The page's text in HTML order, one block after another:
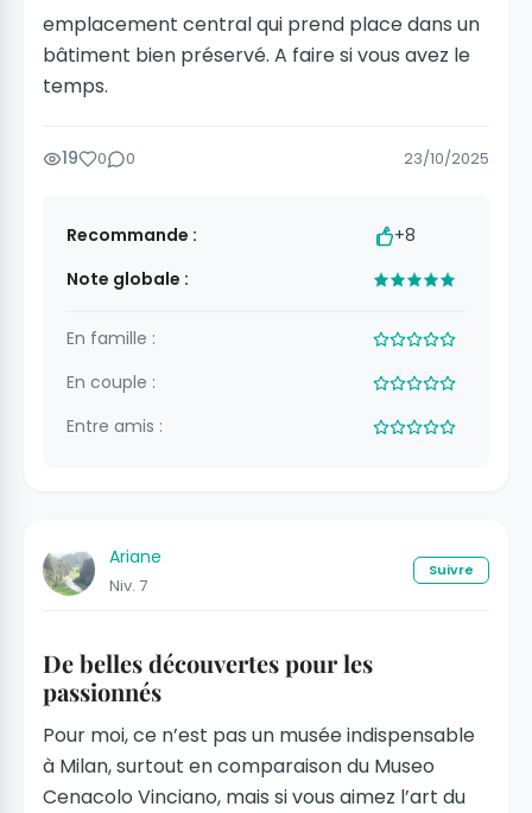
emplacement central qui prend place dans un
bâtiment bien préservé. A faire si vous avez le
temps.
19 0 0 23/10/2025
Recommande :
+8
Note globale :
En famille :
En couple :
Entre amis :
Ariane
Niv. 7
Suivre
De belles découvertes pour les
passionnés
Pour moi, ce n’est pas un musée indispensable
à Milan, surtout en comparaison du Museo
Cenacolo Vinciano, mais si vous aimez l’art du